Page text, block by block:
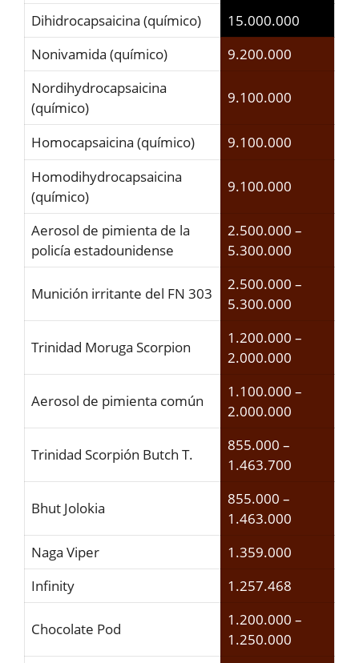
Dihidrocapsaicina (químico)
15.000.000
Nonivamida (químico)
9.200.000
Nordihydrocapsaicina
(químico)
9.100.000
Homocapsaicina (químico)
9.100.000
Homodihydrocapsaicina
(químico)
9.100.000
Aerosol de pimienta de la
policía estadounidense
2.500.000 –
5.300.000
Munición irritante del FN 303
2.500.000 –
5.300.000
Trinidad Moruga Scorpion
1.200.000 –
2.000.000
Aerosol de pimienta común
1.100.000 –
2.000.000
Trinidad Scorpión Butch T.
855.000 –
1.463.700
Bhut Jolokia
855.000 –
1.463.000
Naga Viper
1.359.000
Infinity
1.257.468
Chocolate Pod
1.200.000 –
1.250.000